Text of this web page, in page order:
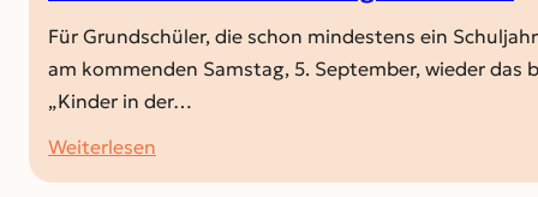
Für Grundschüler, die schon mindestens ein
am kommenden Samstag, 5. September, wieder
„Kinder in der…
Weiterlesen
Schulstart-